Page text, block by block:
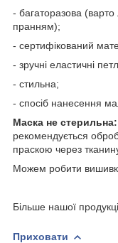
- багаторазова
пранням);
- сертифікований
- зручні еластичні
- стильна;
- спосіб нанесення
Маска не стерильна:
рекомендується
праскою через
Можем робити
Більше нашої
Приховати